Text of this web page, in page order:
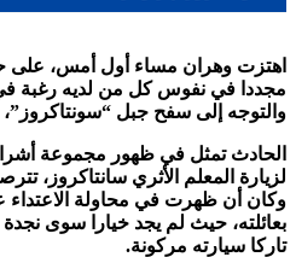
اهتزت وهران مساء أول أمس، على
مجددا في نفوس كل من لديه رغبة
والتوجه إلى سفح جبل “سونتاكروز”،
الحادث تمثل في ظهور مجموعة
لزيارة المعلم الأثري سانتاكروز،
وكان أن ظهرت في محاولة
بعائلته، حيث لم يجد خيارا سوى
تاركا سيارته مركونة.